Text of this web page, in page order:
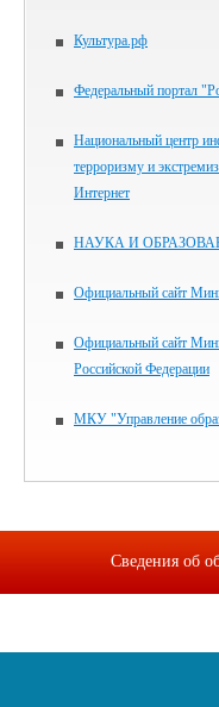
Культура.рф
Федеральный портал
Национальный центр
терроризму и
Интернет
НАУКА И
Официальный сайт
Официальный сайт
Российской Федерации
МКУ "Управление
Сведения об